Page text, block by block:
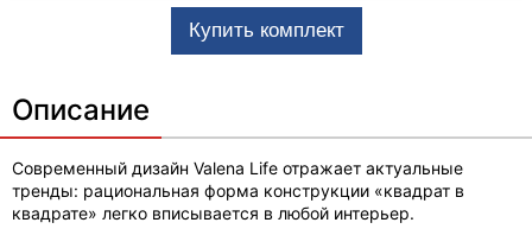
Описание
Современный дизайн Valena Life отражает актуальные
тренды: рациональная форма конструкции «квадрат в
квадрате» легко вписывается в любой интерьер.